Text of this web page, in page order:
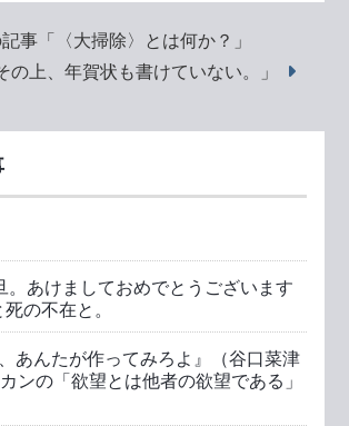
事「〈大掃除〉とは何か？」
の上、年賀状も書けていない。」
あけましておめでとうございます
の不在と。
あんたが作ってみろよ』（谷口菜津
ンの「欲望とは他者の欲望である」